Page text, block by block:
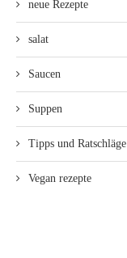
neue Rezepte
salat
Saucen
Suppen
Tipps und Ratschläge
Vegan rezepte